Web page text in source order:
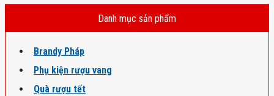
Danh mục sản phẩm
Brandy Pháp
Phụ kiện rượu vang
Quà rượu tết